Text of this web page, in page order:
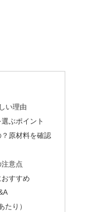
い理由
ぶポイント
原材料を確認
意点
すすめ
たり）